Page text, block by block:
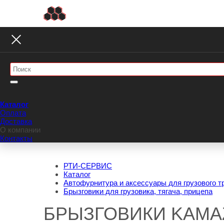
Каталог
Оплата
Доставка
О компании
Контакты
РТИ-СЕРВИС
Каталог
Автофурнитура и аксессуары для грузового
Брызговики для грузовика, тягача, прицепа
БРЫЗГОВИКИ